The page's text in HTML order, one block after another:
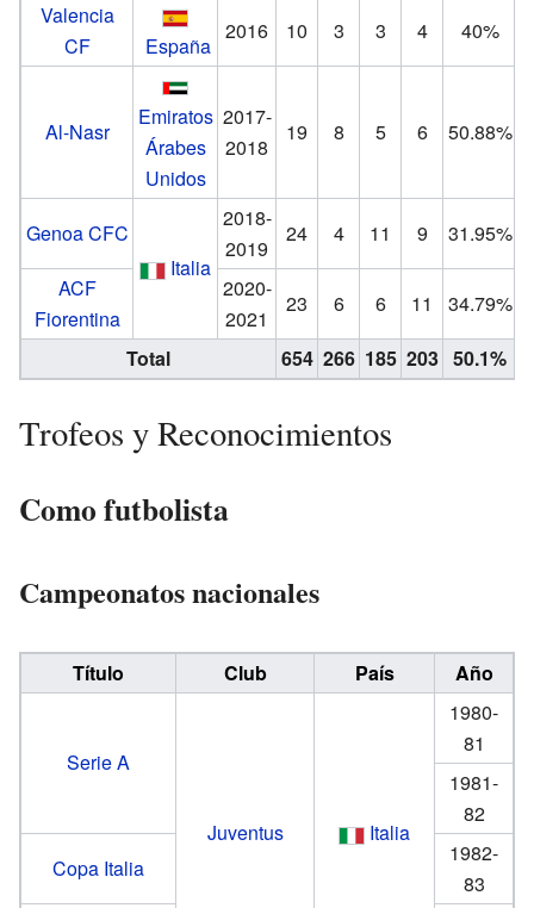
Valencia
CF
España
2016 10 3 3 4 40%
Al-Nasr
Emiratos
Árabes
Unidos
2017-
2018
19 8 5 6 50.88%
Genoa CFC
Italia
2018-
2019
24 4 11 9
31.95%
ACF
Fiorentina
2020-
2021
23 6 6 11
34.79%
Total
654 266 185 203 50.1%
Trofeos y Reconocimientos
Como futbolista
Campeonatos nacionales
Título Club País Año
Serie A
Juventus Italia
1980-
81
1981-
82
Copa Italia
1982-
83